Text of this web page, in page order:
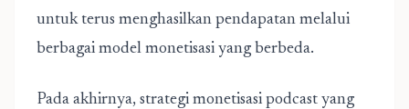
untuk terus menghasilkan pendapatan melalui
berbagai model monetisasi yang berbeda.
Pada akhirnya, strategi monetisasi podcast yang